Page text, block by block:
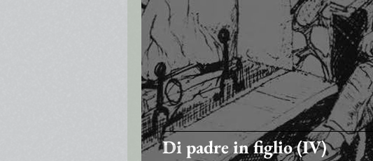
Di padre in figlio (IV)